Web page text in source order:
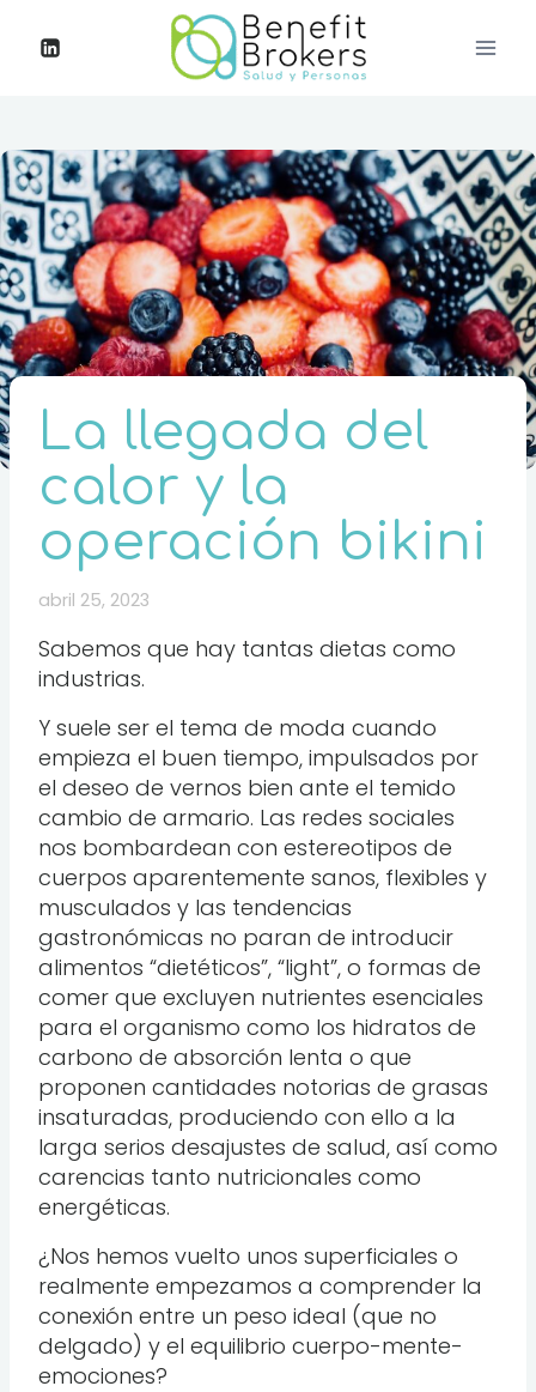
La llegada del
calor y la
operación bikini
abril 25, 2023
Sabemos que hay tantas dietas como
industrias.
Y suele ser el tema de moda cuando
empieza el buen tiempo, impulsados por
el deseo de vernos bien ante el temido
cambio de armario. Las redes sociales
nos bombardean con estereotipos de
cuerpos aparentemente sanos, flexibles y
musculados y las tendencias
gastronómicas no paran de introducir
alimentos “dietéticos”, “light”, o formas de
comer que excluyen nutrientes esenciales
para el organismo como los hidratos de
carbono de absorción lenta o que
proponen cantidades notorias de grasas
insaturadas, produciendo con ello a la
larga serios desajustes de salud, así como
carencias tanto nutricionales como
energéticas.
¿Nos hemos vuelto unos superficiales o
realmente empezamos a comprender la
conexión entre un peso ideal (que no
delgado) y el equilibrio cuerpo-mente-
emociones?